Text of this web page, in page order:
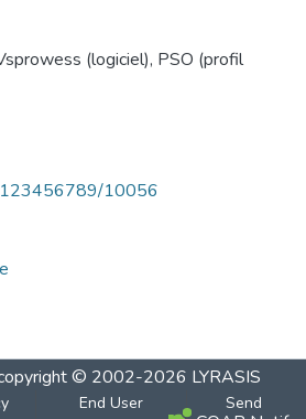
(logiciel), PSO (profil
123456789/10056
© 2002-2026 LYRASIS
End User
Send